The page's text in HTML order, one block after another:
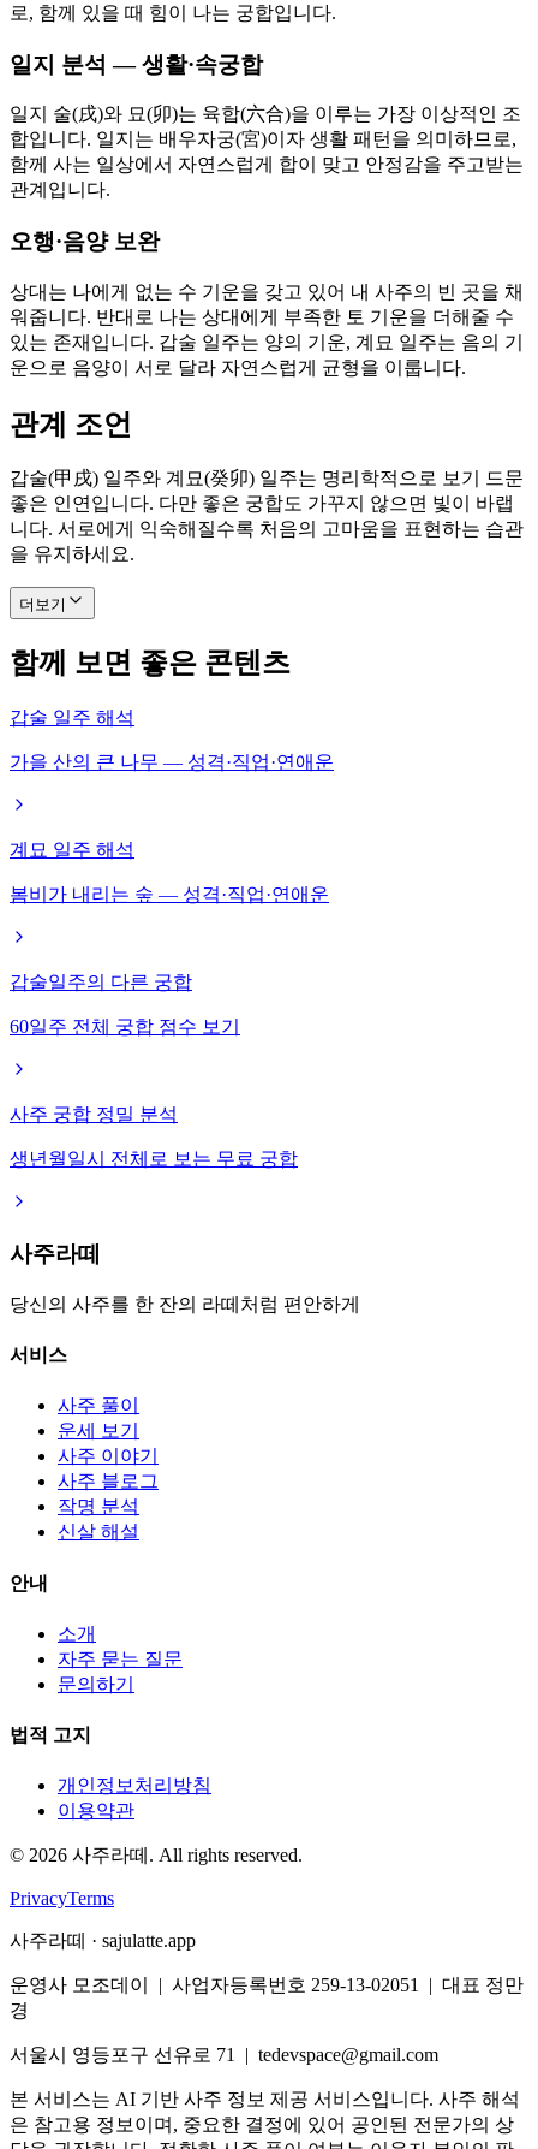
로, 함께 있을 때 힘이 나는 궁합입니다.
일지 분석 — 생활·속궁합
일지 술(戌)와 묘(卯)는 육합(六合)을 이루는 가장 이상적인 조
합입니다. 일지는 배우자궁(宮)이자 생활 패턴을 의미하므로,
함께 사는 일상에서 자연스럽게 합이 맞고 안정감을 주고받는
관계입니다.
오행·음양 보완
상대는 나에게 없는 수 기운을 갖고 있어 내 사주의 빈 곳을 채
워줍니다. 반대로 나는 상대에게 부족한 토 기운을 더해줄 수
있는 존재입니다. 갑술 일주는 양의 기운, 계묘 일주는 음의 기
운으로 음양이 서로 달라 자연스럽게 균형을 이룹니다.
관계 조언
갑술(甲戌) 일주와 계묘(癸卯) 일주는 명리학적으로 보기 드문
좋은 인연입니다. 다만 좋은 궁합도 가꾸지 않으면 빛이 바랩
니다. 서로에게 익숙해질수록 처음의 고마움을 표현하는 습관
을 유지하세요.
더보기
함께 보면 좋은 콘텐츠
갑술 일주 해석
가을 산의 큰 나무 — 성격·직업·연애운
계묘 일주 해석
봄비가 내리는 숲 — 성격·직업·연애운
갑술일주의 다른 궁합
60일주 전체 궁합 점수 보기
사주 궁합 정밀 분석
생년월일시 전체로 보는 무료 궁합
사주라떼
당신의 사주를 한 잔의 라떼처럼 편안하게
서비스
사주 풀이
운세 보기
사주 이야기
사주 블로그
작명 분석
신살 해설
안내
소개
자주 묻는 질문
문의하기
법적 고지
개인정보처리방침
이용약관
© 2026 사주라떼. All rights reserved.
PrivacyTerms
사주라떼 · sajulatte.app
운영사 모조데이 | 사업자등록번호 259-13-02051 | 대표 정만
경
서울시 영등포구 선유로 71 | tedevspace@gmail.com
본 서비스는 AI 기반 사주 정보 제공 서비스입니다. 사주 해석
은 참고용 정보이며, 중요한 결정에 있어 공인된 전문가의 상